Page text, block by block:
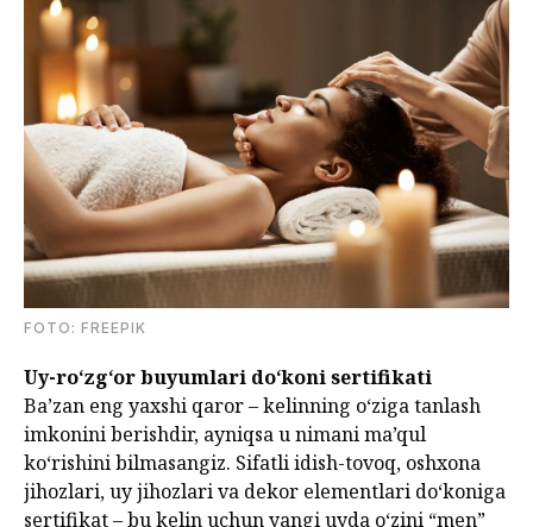
FOTО: FREEPIK
Uy-ro‘zg‘or buyumlari do‘koni sertifikati
Ba’zan eng yaxshi qaror – kelinning o‘ziga tanlash
imkonini berishdir, ayniqsa u nimani ma’qul
ko‘rishini bilmasangiz. Sifatli idish-tovoq, oshxona
jihozlari, uy jihozlari va dekor elementlari do‘koniga
sertifikat – bu kelin uchun yangi uyda o‘zini “men”